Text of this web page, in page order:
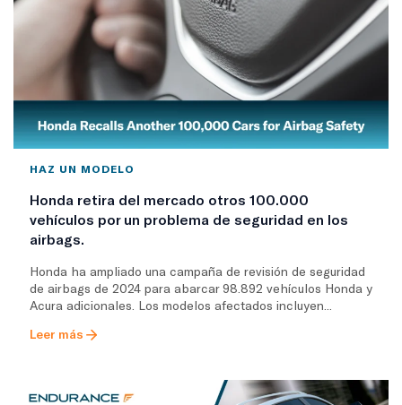
HAZ UN MODELO
Honda retira del mercado otros 100.000
vehículos por un problema de seguridad en los
airbags.
Honda ha ampliado una campaña de revisión de seguridad
de airbags de 2024 para abarcar 98.892 vehículos Honda y
Acura adicionales. Los modelos afectados incluyen...
Leer más